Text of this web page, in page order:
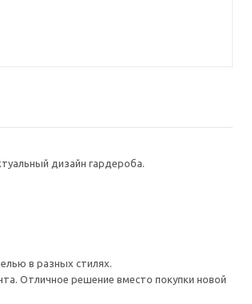
дизайн гардероба.
в разных стилях.
Отличное решение вместо покупки новой